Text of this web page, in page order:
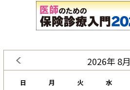
2026年 8月
日 月 火 水